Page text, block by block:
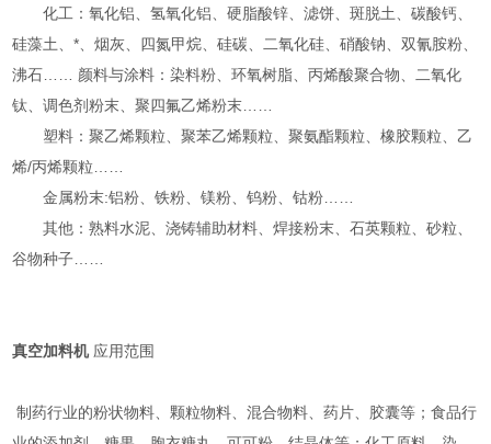
化工：氧化铝、氢氧化铝、硬脂酸锌、滤饼、斑脱土、碳酸钙、
硅藻土、*、烟灰、四氮甲烷、硅碳、二氧化硅、硝酸钠、双氰胺粉、
沸石…… 颜料与涂料：染料粉、环氧树脂、丙烯酸聚合物、二氧化
钛、调色剂粉末、聚四氟乙烯粉末……
塑料：聚乙烯颗粒、聚苯乙烯颗粒、聚氨酯颗粒、橡胶颗粒、乙
烯/丙烯颗粒……
金属粉末:铝粉、铁粉、镁粉、钨粉、钴粉……
其他：熟料水泥、浇铸辅助材料、焊接粉末、石英颗粒、砂粒、
谷物种子……
真空加料机 应用范围
制药行业的粉状物料、颗粒物料、混合物料、药片、胶囊等；食品行